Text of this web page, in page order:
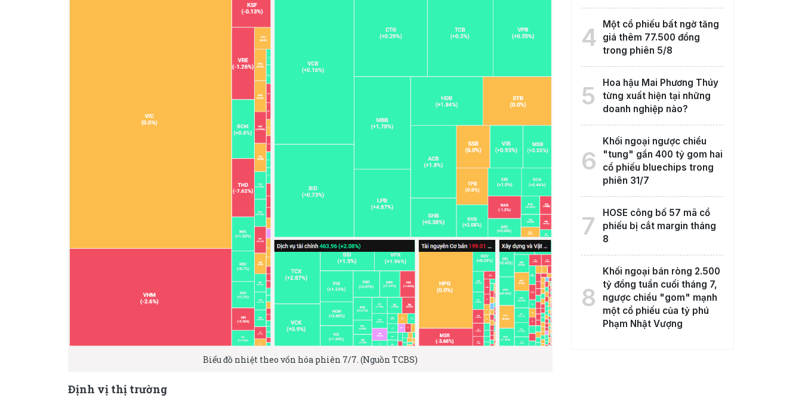
Biểu đồ nhiệt theo vốn hóa phiên 7/7. (Nguồn TCBS)
Định vị thị trường
4
Một cổ phiếu bất ngờ tăng
giá thêm 77.500 đồng
trong phiên 5/8
5
Hoa hậu Mai Phương Thúy
từng xuất hiện tại những
doanh nghiệp nào?
6
Khối ngoại ngược chiều
"tung" gần 400 tỷ gom hai
cổ phiếu bluechips trong
phiên 31/7
7
HOSE công bố 57 mã cổ
phiếu bị cắt margin tháng
8
8
Khối ngoại bán ròng 2.500
tỷ đồng tuần cuối tháng 7,
ngược chiều "gom" mạnh
một cổ phiếu của tỷ phú
Phạm Nhật Vượng